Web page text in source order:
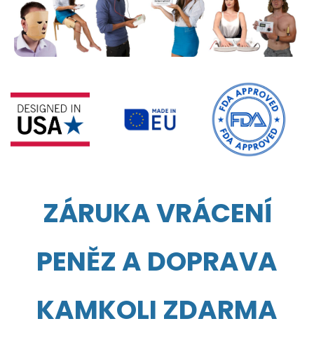
ZÁRUKA VRÁCENÍ
PENĚZ A DOPRAVA
KAMKOLI ZDARMA